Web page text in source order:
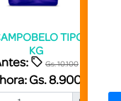
TIPO II 10X1
KG
Gs. 10.100
Gs. 8.900